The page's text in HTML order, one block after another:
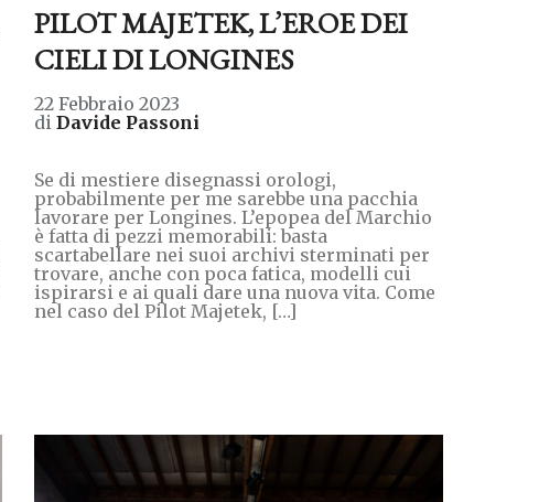
PILOT MAJETEK, L’EROE DEI
CIELI DI LONGINES
22 Febbraio 2023
diDavide Passoni
Se di mestiere disegnassi orologi,
probabilmente per me sarebbe una pacchia
lavorare per Longines. L’epopea del Marchio
è fatta di pezzi memorabili: basta
scartabellare nei suoi archivi sterminati per
trovare, anche con poca fatica, modelli cui
ispirarsi e ai quali dare una nuova vita. Come
nel caso del Pilot Majetek, […]